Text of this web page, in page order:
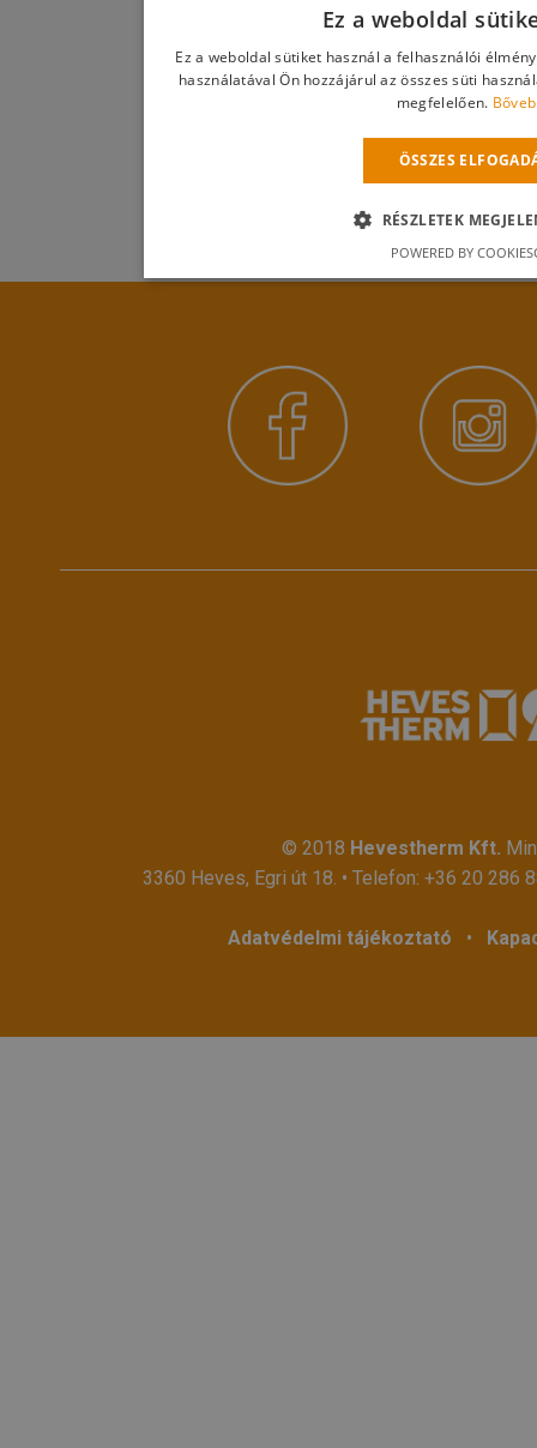
© 2018 Hevestherm Kft.
3360 Heves, Egri út 18. • Telefon: +36 20 286
Adatvédelmi tájékoztató •
Ez a weboldal
Ez a weboldal sütiket használ a felhasználói
használatával Ön hozzájárul az összes süti
megfelelően.
ÖSSZES
RÉSZLETEK
POWERED BY